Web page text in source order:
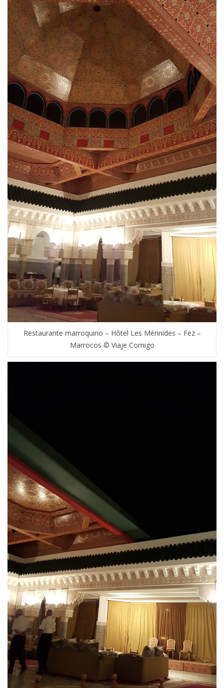
Restaurante marroquino – Hôtel Les Mérinides – Fez –
Marrocos © Viaje Comigo